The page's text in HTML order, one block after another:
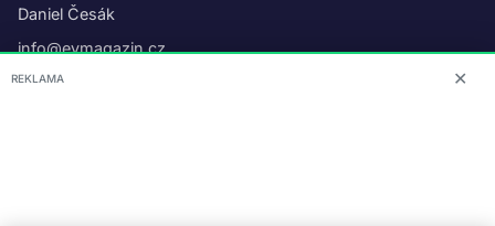
Daniel Česák
info@evmagazin.cz
O nás
REKLAMA ✕